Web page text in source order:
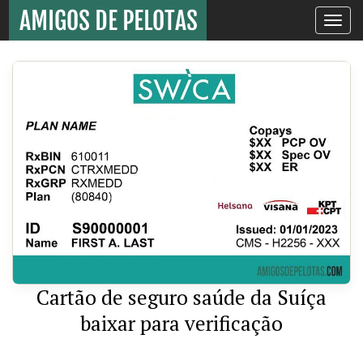
Toggle
Cartão de seguro saúde da Suíça
baixar para verificação